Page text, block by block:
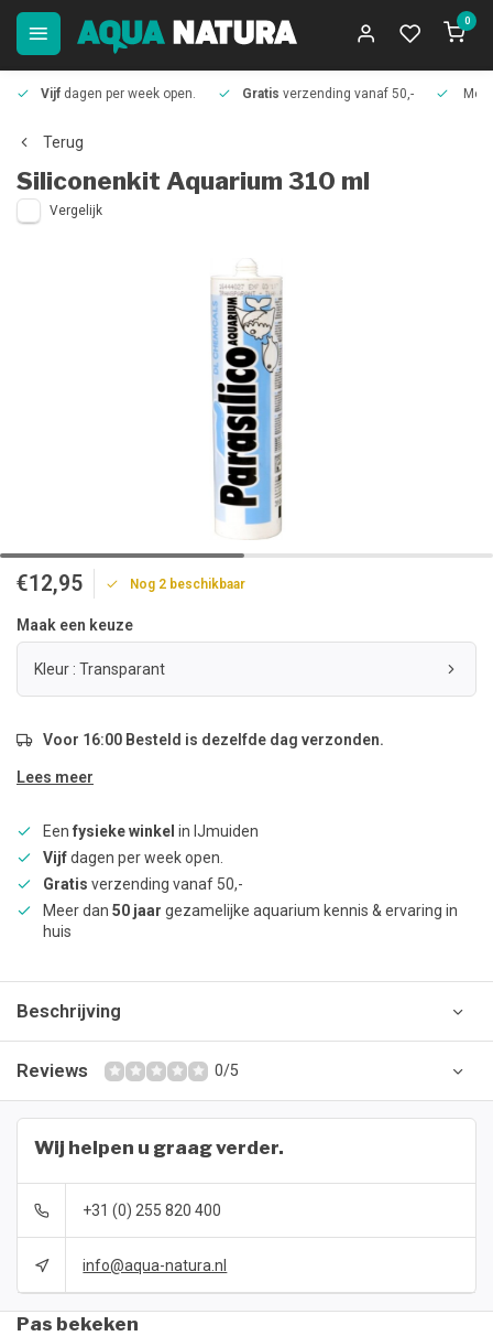
0
Vijf dagen per week open. Gratis verzending vanaf 50,-
Terug
Siliconenkit Aquarium 310 ml
Vergelijk
€12,95 Nog 2 beschikbaar
Maak een keuze
Kleur : Transparant
Voor 16:00 Besteld is dezelfde dag verzonden.
Lees meer
Een fysieke winkel in IJmuiden
Vijfdagen per week open.
Gratis verzending vanaf 50,-
Meer dan 50 jaar gezamelijke aquarium kennis & ervaring in
huis
Beschrijving
Reviews 0/5
Wij helpen u graag verder.
+31 (0) 255 820 400
info@aqua-natura.nl
Pas bekeken